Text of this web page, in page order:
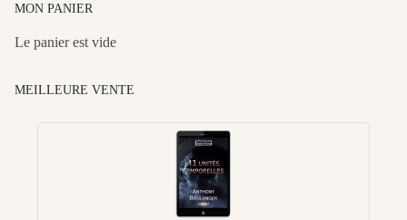
MON PANIER
Le panier est vide
MEILLEURE VENTE